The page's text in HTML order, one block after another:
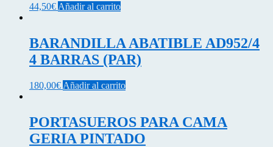
44,50€ Añadir al carrito
BARANDILLA ABATIBLE AD952/4
4 BARRAS (PAR)
180,00€ Añadir al carrito
PORTASUEROS PARA CAMA
GERIA PINTADO